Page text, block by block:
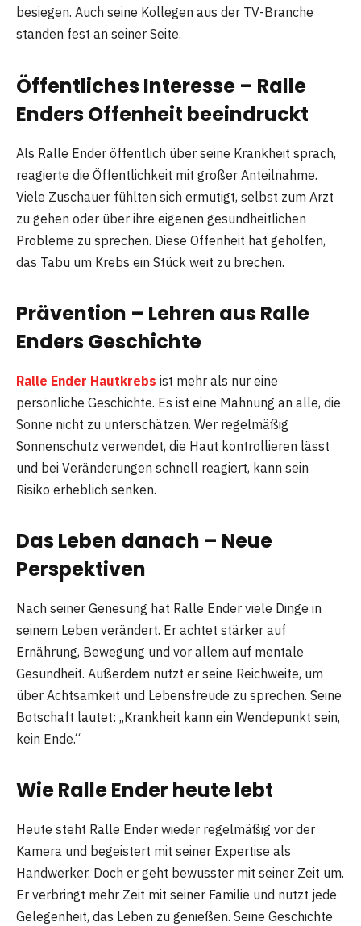
besiegen. Auch seine Kollegen aus der TV-Branche
standen fest an seiner Seite.
Öffentliches Interesse – Ralle
Enders Offenheit beeindruckt
Als Ralle Ender öffentlich über seine Krankheit sprach,
reagierte die Öffentlichkeit mit großer Anteilnahme.
Viele Zuschauer fühlten sich ermutigt, selbst zum Arzt
zu gehen oder über ihre eigenen gesundheitlichen
Probleme zu sprechen. Diese Offenheit hat geholfen,
das Tabu um Krebs ein Stück weit zu brechen.
Prävention – Lehren aus Ralle
Enders Geschichte
Ralle Ender Hautkrebs ist mehr als nur eine
persönliche Geschichte. Es ist eine Mahnung an alle, die
Sonne nicht zu unterschätzen. Wer regelmäßig
Sonnenschutz verwendet, die Haut kontrollieren lässt
und bei Veränderungen schnell reagiert, kann sein
Risiko erheblich senken.
Das Leben danach – Neue
Perspektiven
Nach seiner Genesung hat Ralle Ender viele Dinge in
seinem Leben verändert. Er achtet stärker auf
Ernährung, Bewegung und vor allem auf mentale
Gesundheit. Außerdem nutzt er seine Reichweite, um
über Achtsamkeit und Lebensfreude zu sprechen. Seine
Botschaft lautet: „Krankheit kann ein Wendepunkt sein,
kein Ende.“
Wie Ralle Ender heute lebt
Heute steht Ralle Ender wieder regelmäßig vor der
Kamera und begeistert mit seiner Expertise als
Handwerker. Doch er geht bewusster mit seiner Zeit um.
Er verbringt mehr Zeit mit seiner Familie und nutzt jede
Gelegenheit, das Leben zu genießen. Seine Geschichte